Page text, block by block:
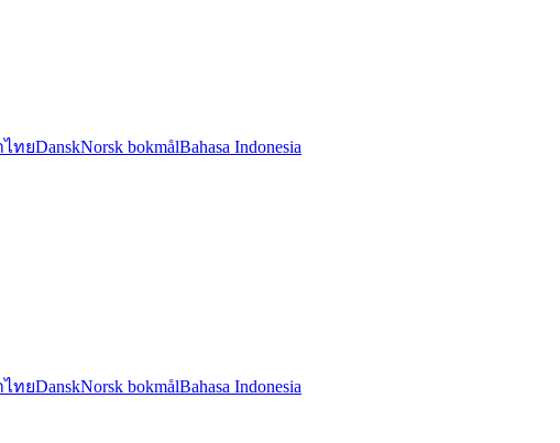
ทยDanskNorsk bokmålBahasa Indonesia
ทยDanskNorsk bokmålBahasa Indonesia